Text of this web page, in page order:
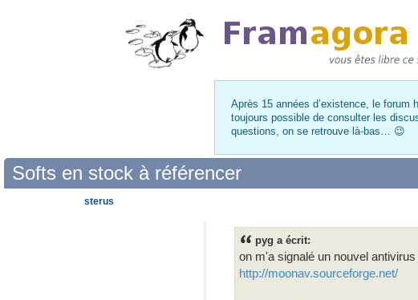
Après 15 années d’existence, le
toujours possible de consulter les
questions, on se retrouve là-bas… 😉
Softs en stock à référencer
pyg a écrit:
on m'a signalé un nouvel
http://moonav.sourceforge.net/
sterus